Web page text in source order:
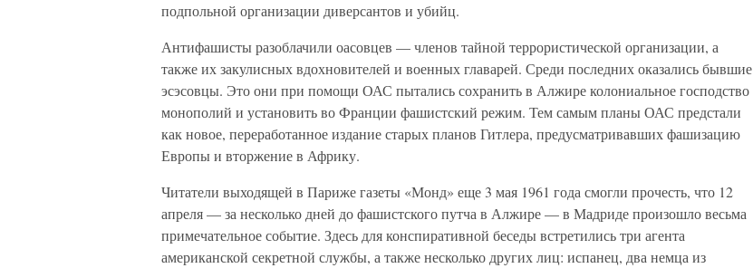
подпольной организации диверсантов и убийц.
Антифашисты разоблачили оасовцев — членов тайной террористической организации, а
также их закулисных вдохновителей и военных главарей. Среди последних оказались бывшие
эсэсовцы. Это они при помощи ОАС пытались сохранить в Алжире колониальное господство
монополий и установить во Франции фашистский режим. Тем самым планы ОАС предстали
как новое, переработанное издание старых планов Гитлера, предусматривавших фашизацию
Европы и вторжение в Африку.
Читатели выходящей в Париже газеты «Монд» еще 3 мая 1961 года смогли прочесть, что 12
апреля — за несколько дней до фашистского путча в Алжире — в Мадриде произошло весьма
примечательное событие. Здесь для конспиративной беседы встретились три агента
американской секретной службы, а также несколько других лиц: испанец, два немца из